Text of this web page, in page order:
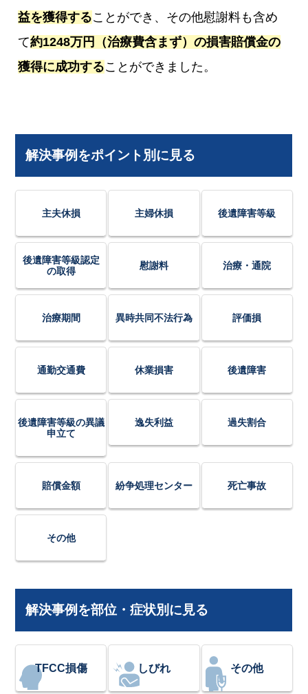
益を獲得することができ、その他慰謝料も含め
て約1248万円（治療費含まず）の損害賠償金の
獲得に成功することができました。
解決事例をポイント別に見る
主夫休損 主婦休損 後遺障害等級
後遺障害等級認定
の取得
慰謝料 治療・通院
治療期間 異時共同不法行為 評価損
通勤交通費 休業損害 後遺障害
後遺障害等級の異議
申立て
逸失利益 過失割合
賠償金額 紛争処理センター 死亡事故
その他
解決事例を部位・症状別に見る
TFCC損傷 しびれ その他